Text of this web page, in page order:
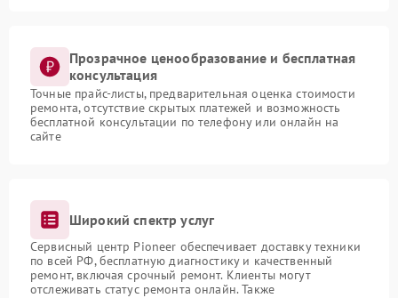
Прозрачное ценообразование и бесплатная
консультация
Точные прайс-листы, предварительная оценка стоимости
ремонта, отсутствие скрытых платежей и возможность
бесплатной консультации по телефону или онлайн на
сайте
Широкий спектр услуг
Сервисный центр Pioneer обеспечивает доставку техники
по всей РФ, бесплатную диагностику и качественный
ремонт, включая срочный ремонт. Клиенты могут
отслеживать статус ремонта онлайн. Также